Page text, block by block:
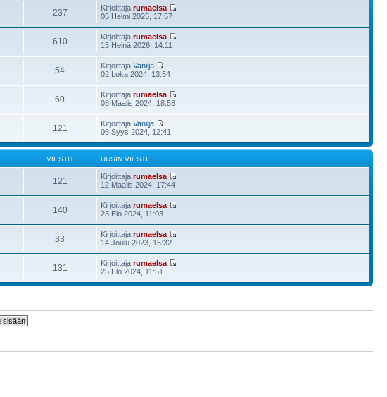
237 Kirjoittajarumaelsa
05 Helmi 2025, 17:57
610 Kirjoittajarumaelsa
15 Heinä 2026, 14:11
54 KirjoittajaVanilja
02 Loka 2024, 13:54
60 Kirjoittajarumaelsa
08 Maalis 2024, 18:58
121 KirjoittajaVanilja
06 Syys 2024, 12:41
VIESTIT UUSIN VIESTI
121 Kirjoittajarumaelsa
12 Maalis 2024, 17:44
140 Kirjoittajarumaelsa
23 Elo 2024, 11:03
33 Kirjoittajarumaelsa
14 Joulu 2023, 15:32
131 Kirjoittajarumaelsa
25 Elo 2024, 11:51